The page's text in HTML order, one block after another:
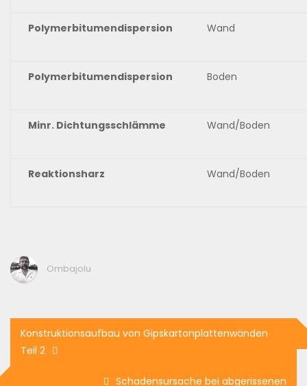
Polymerbitumendispersion Wand
Polymerbitumendispersion Boden
Minr. Dichtungsschlämme Wand/Boden
Reaktionsharz Wand/Boden
Ombajolu
Beitragsnavigation
Konstruktionsaufbau von Gipskartonplattenwänden
Teil 2
Schadensursache bei abgerissenen